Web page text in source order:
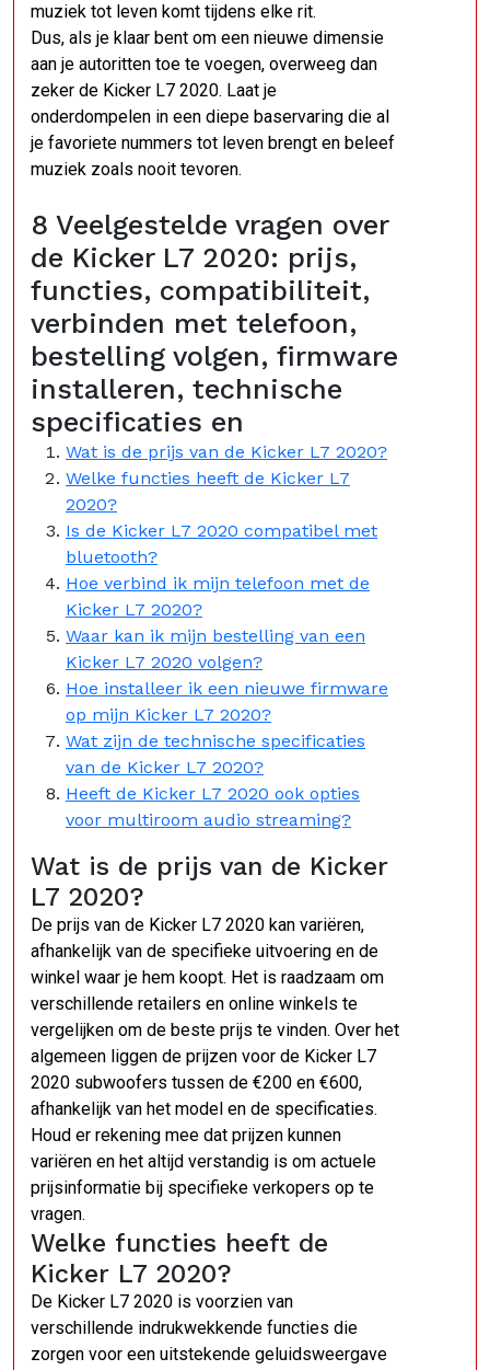
muziek tot leven komt tijdens elke rit.
Dus, als je klaar bent om een nieuwe dimensie
aan je autoritten toe te voegen, overweeg dan
zeker de Kicker L7 2020. Laat je
onderdompelen in een diepe baservaring die al
je favoriete nummers tot leven brengt en beleef
muziek zoals nooit tevoren.
8 Veelgestelde vragen over
de Kicker L7 2020: prijs,
functies, compatibiliteit,
verbinden met telefoon,
bestelling volgen, firmware
installeren, technische
specificaties en
Wat is de prijs van de Kicker L7 2020?
Welke functies heeft de Kicker L7
2020?
Is de Kicker L7 2020 compatibel met
bluetooth?
Hoe verbind ik mijn telefoon met de
Kicker L7 2020?
Waar kan ik mijn bestelling van een
Kicker L7 2020 volgen?
Hoe installeer ik een nieuwe firmware
op mijn Kicker L7 2020?
Wat zijn de technische specificaties
van de Kicker L7 2020?
Heeft de Kicker L7 2020 ook opties
voor multiroom audio streaming?
Wat is de prijs van de Kicker
L7 2020?
De prijs van de Kicker L7 2020 kan variëren,
afhankelijk van de specifieke uitvoering en de
winkel waar je hem koopt. Het is raadzaam om
verschillende retailers en online winkels te
vergelijken om de beste prijs te vinden. Over het
algemeen liggen de prijzen voor de Kicker L7
2020 subwoofers tussen de €200 en €600,
afhankelijk van het model en de specificaties.
Houd er rekening mee dat prijzen kunnen
variëren en het altijd verstandig is om actuele
prijsinformatie bij specifieke verkopers op te
vragen.
Welke functies heeft de
Kicker L7 2020?
De Kicker L7 2020 is voorzien van
verschillende indrukwekkende functies die
zorgen voor een uitstekende geluidsweergave